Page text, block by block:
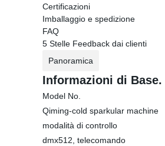
Certificazioni
Imballaggio e spedizione
FAQ
5 Stelle Feedback dai clienti
Panoramica
Informazioni di Base.
Model No.
Qiming-cold sparkular machine
modalità di controllo
dmx512, telecomando